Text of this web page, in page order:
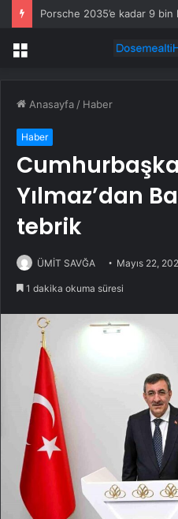
Porsche 2035’e kadar 9 bin
Menü
Anasayfa / Haber
Haber
Yılmaz’dan
tebrik
ÜMİT SAVĞA Mayıs 22,
1 dakika okuma süresi